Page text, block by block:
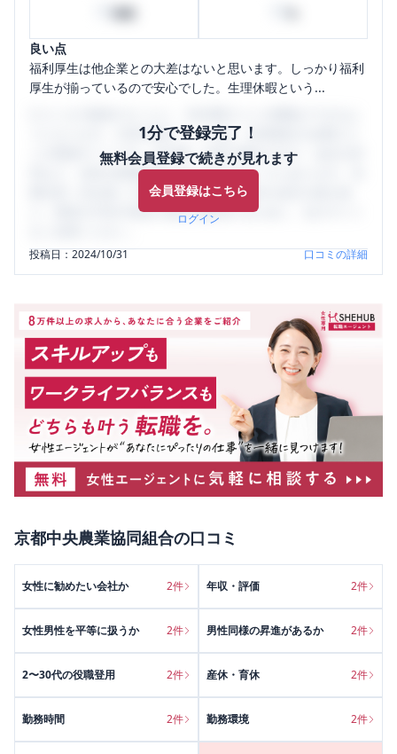
良い点
福利厚生は他企業との大差はないと思います。しっかり福利
厚生が揃っているので安心でした。生理休暇という...
1分で登録完了！
無料会員登録で続きが見れます
会員登録はこちら
ログイン
うになります。SHEHUB(シーハブ)は、女性限定の企業口コ
ミの投稿サイトです。給与面・女性の働きやすさ・会社の評
判など、女性の転職は気にすべき点がたくさんあります。先
輩社員（元社員）の口コミを通して、本当の会社の姿を知
り、将来の不安や現在の悩みを解消するために、ぜひサイト
投稿日：2024/10/31 口コミの詳細
京都中央農業協同組合の口コミ
女性に勧めたい会社か 2件 年収・評価 2件
女性男性を平等に扱うか 2件 男性同様の昇進があるか 2件
2〜30代の役職登用 2件 産休・育休 2件
勤務時間 2件 勤務環境 2件